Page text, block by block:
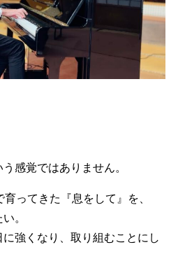
感覚ではありません。
ってきた『息をして』を、
。
強くなり、取り組むことにし